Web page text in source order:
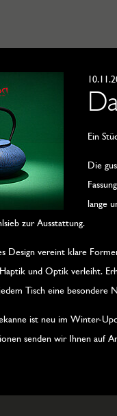
Ein
Die
lange
zur Ausstattung.
Design vereint klare
und Optik verleiht.
Tisch eine besondere
ist neu im Winter-
senden wir Ihnen auf